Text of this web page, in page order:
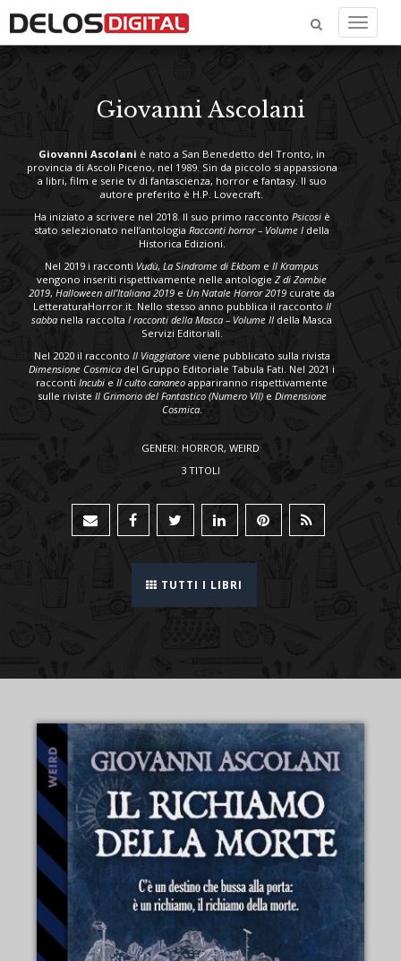
Menu
Giovanni Ascolani
Giovanni Ascolani è nato a San Benedetto del Tronto, in
provincia di Ascoli Piceno, nel 1989. Sin da piccolo si appassiona
a libri, film e serie tv di fantascienza, horror e fantasy. Il suo
autore preferito è H.P. Lovecraft.
Ha iniziato a scrivere nel 2018. Il suo primo racconto Psicosiè
stato selezionato nell’antologia Racconti horror – Volume I della
Historica Edizioni.
Nel 2019 i racconti Vudù, La Sindrome di Ekbom e Il Krampus
vengono inseriti rispettivamente nelle antologie Z di Zombie
2019, Halloween all’Italiana 2019 e Un Natale Horror 2019 curate da
LetteraturaHorror.it. Nello stesso anno pubblica il racconto Il
sabba nella raccolta I racconti della Masca – Volume II della Masca
Servizi Editoriali.
Nel 2020 il racconto Il Viaggiatoreviene pubblicato sulla rivista
Dimensione Cosmica del Gruppo Editoriale Tabula Fati. Nel 2021 i
racconti Incubi e Il culto cananeo appariranno rispettivamente
sulle riviste Il Grimorio del Fantastico (Numero VII)e Dimensione
Cosmica.
GENERI: HORROR, WEIRD
3 TITOLI
TUTTI I LIBRI